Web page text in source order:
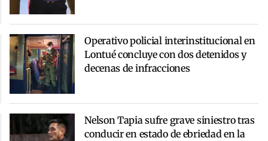
Operativo policial interinstitucional en
Lontué concluye con dos detenidos y
decenas de infracciones
Nelson Tapia sufre grave siniestro tras
conducir en estado de ebriedad en la